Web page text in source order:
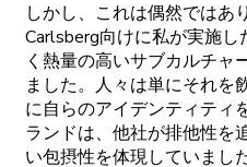
しかし、 これは偶然ではあ
Carlsberg向けに私が実施し
く 熱量の高いサブカルチャ
ました。 人々は単にそれを
に自らのアイデンティティ
ランドは、 他社が排他性を
い包摂性を体現していました